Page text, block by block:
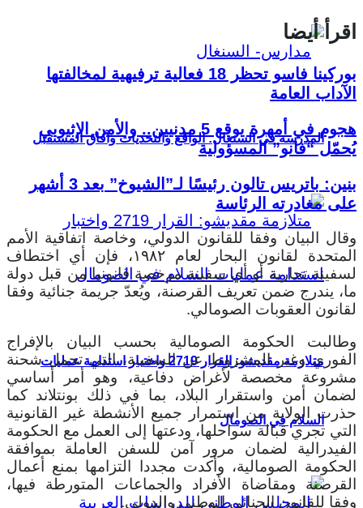
المدرسة في السنغال: الواقع والتحديات وآفاق المستقبل
متلازمة مقديشو: القرار 2719 واختبار استدامة عمليات
السلام في الصومال
اقرأ أيضا
بوركينا فاسو تحظر 18 فعالية ترفيهية لمخالفتها
الآداب العامة
هجوم في أمهرة يوقع 5 مدنيين.. والأمن الإثيوبي
يُحمّل “فانو” المسؤولية
بنين: باتريس تالون رئيسًا لـ”الشيوخ” بعد 3 أشهر
على مغادرته الرئاسة
وقال البيان وفقا للقانون الدولي، وخاصة اتفاقية الأمم
المتحدة لقانون البحار لعام ١٩٨٢، فإن أي اختطاف
لسفينة تجارية أو أي سفينة مرخصة قانونيا من قبل دولة
ما، يندرج ضمن تعريف القرصنة، ويُعدّ جريمة جنائية وفقا
لقانون العقوبات الصومالي.
وطالبت الحكومة الصومالية بحسب البيان بالإفراج
الفوري وغير المشروط عن السفينة، التي تحمل شحنة
مشروعة مخصصة لأغراض دفاعية، وهو أمر أساسي
لضمان أمن واستقرار البلاد، بما في ذلك بونتلاند كما
حذرت الولاية من استمرار جميع الأنشطة غير القانونية
التي تجري قبالة سواحلها، ودعتها إلى العمل مع الحكومة
الفيدرالية لضمان مرور آمن للسفن العاملة بموافقة
الحكومة الصومالية، وأكدت مجددا التزامها بمنع أعمال
القرصنة ومقاضاة الأفراد والجماعات المتورطة فيها،
وفقا للقانون الجنائي الوطني والدولي.